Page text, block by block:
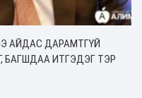
АЙДАС ДАРАМТГҮЙ
БАГШДАА ИТГЭДЭГ ТЭР